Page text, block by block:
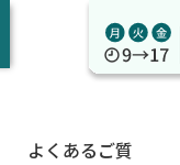
よくあるご質